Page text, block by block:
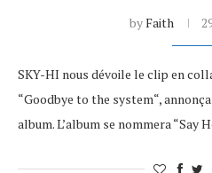
byFaith
SKY-HI nous dévoile le clip en
“Goodbye to the system“,
album. L’album se nommera “Say